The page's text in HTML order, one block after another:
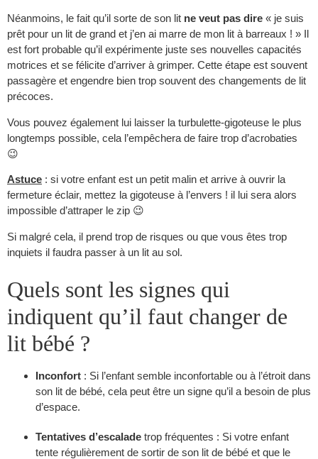
Néanmoins, le fait qu’il sorte de son lit ne veut pas dire « je suis
prêt pour un lit de grand et j’en ai marre de mon lit à barreaux ! » Il
est fort probable qu’il expérimente juste ses nouvelles capacités
motrices et se félicite d’arriver à grimper. Cette étape est souvent
passagère et engendre bien trop souvent des changements de lit
précoces.
Vous pouvez également lui laisser la turbulette-gigoteuse le plus
longtemps possible, cela l’empêchera de faire trop d’acrobaties
😉
Astuce : si votre enfant est un petit malin et arrive à ouvrir la
fermeture éclair, mettez la gigoteuse à l’envers ! il lui sera alors
impossible d’attraper le zip 😉
Si malgré cela, il prend trop de risques ou que vous êtes trop
inquiets il faudra passer à un lit au sol.
Quels sont les signes qui
indiquent qu’il faut changer de
lit bébé ?
Inconfort : Si l’enfant semble inconfortable ou à l’étroit dans
son lit de bébé, cela peut être un signe qu’il a besoin de plus
d’espace.
Tentatives d’escalade trop fréquentes : Si votre enfant
tente régulièrement de sortir de son lit de bébé et que le